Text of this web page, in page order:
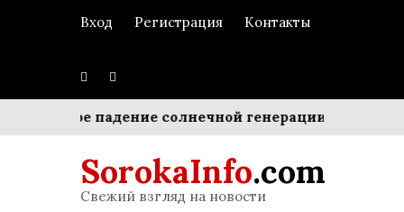
Вход Регистрация Контакты
падение солнечной генерации
SorokaInfo.com
Свежий взгляд на новости